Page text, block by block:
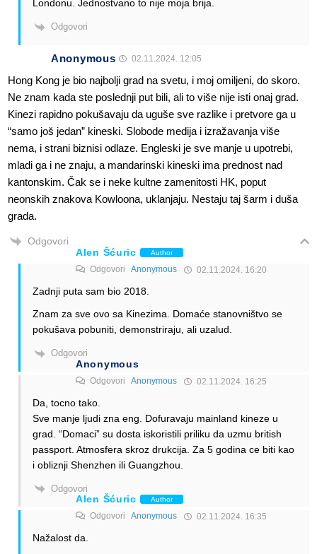
Londonu. Jednostvano to nije moja brija.
Odgovori
Anonymous 02.11.2024. 12:05
Hong Kong je bio najbolji grad na svetu, i moj omiljeni, do skoro.
Ne znam kada ste poslednji put bili, ali to više nije isti onaj grad.
Kinezi rapidno pokušavaju da uguše sve razlike i pretvore ga u
“samo još jedan” kineski. Slobode medija i izražavanja više
nema, i strani biznisi odlaze. Engleski je sve manje u upotrebi,
mladi ga i ne znaju, a mandarinski kineski ima prednost nad
kantonskim. Čak se i neke kultne zamenitosti HK, poput
neonskih znakova Kowloona, uklanjaju. Nestaju taj šarm i duša
grada.
Odgovori
Alen Šćuric
Author
Odgovori Anonymous 02.11.2024. 16:20
Zadnji puta sam bio 2018.
Znam za sve ovo sa Kinezima. Domaće stanovništvo se
pokušava pobuniti, demonstriraju, ali uzalud.
Odgovori
Anonymous
Odgovori Anonymous 02.11.2024. 16:25
Da, tocno tako.
Sve manje ljudi zna eng. Dofuravaju mainland kineze u
grad. “Domaci” su dosta iskoristili priliku da uzmu british
passport. Atmosfera skroz drukcija. Za 5 godina ce biti kao
i obliznji Shenzhen ili Guangzhou.
Odgovori
Alen Šćuric Author
Odgovori Anonymous 02.11.2024. 16:35
Nažalost da.